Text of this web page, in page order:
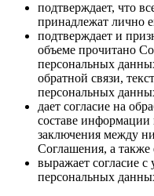
подтверждает, что
принадлежат лично
подтверждает и
объеме прочитано
персональных
обратной связи,
персональных
дает согласие на
составе
заключения между
Соглашения, а
выражает согласие
персональных